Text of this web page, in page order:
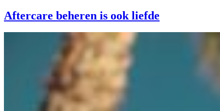
Aftercare beheren is ook liefde